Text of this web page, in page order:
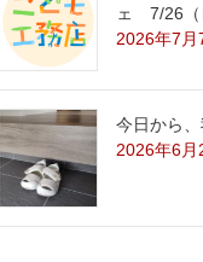
ェ 7/26（
2026年7月
今日から
2026年6月